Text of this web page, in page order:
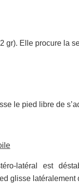
gr). Elle procure la
le pied libre de
latéral est
glisse latéralement